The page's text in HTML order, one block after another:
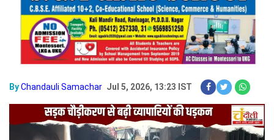
ByChandauli Samachar Jul 5, 2026, 13:23 IST